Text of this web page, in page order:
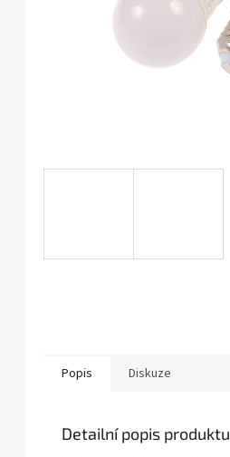
Popis Diskuze
Detailní popis produktu